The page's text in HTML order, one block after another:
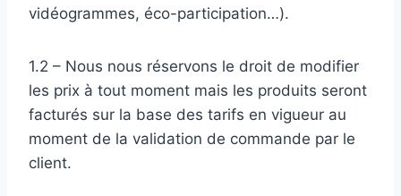
vidéogrammes, éco-participation…).
1.2 – Nous nous réservons le droit de modifier
les prix à tout moment mais les produits seront
facturés sur la base des tarifs en vigueur au
moment de la validation de commande par le
client.